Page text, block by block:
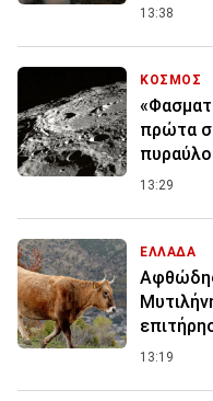
13:38
ΚΟΣΜΟΣ
πρώτα
13:29
ΕΛΛΑΔΑ
13:19